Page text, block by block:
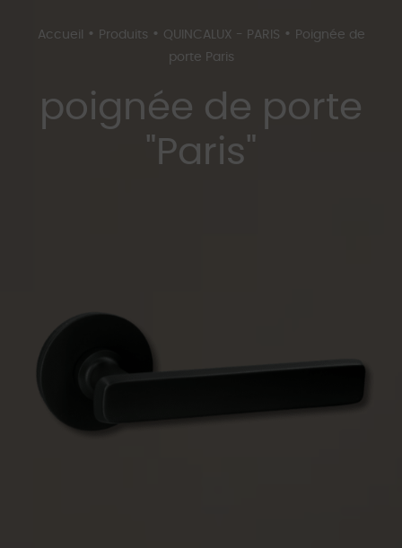
Accueil • Produits • QUINCALUX - PARIS •
Poignée de
porte Paris
poignée de porte
"Paris"